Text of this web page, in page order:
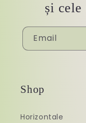
și cele
Email
Shop
Horizontale